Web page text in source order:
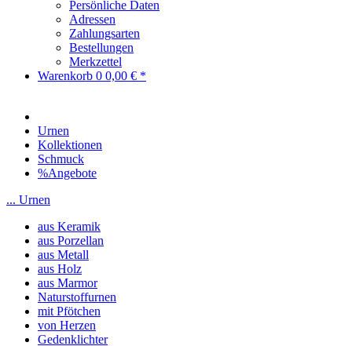
Persönliche Daten
Adressen
Zahlungsarten
Bestellungen
Merkzettel
Warenkorb 0 0,00 € *
Urnen
Kollektionen
Schmuck
%Angebote
... Urnen
aus Keramik
aus Porzellan
aus Metall
aus Holz
aus Marmor
Naturstoffurnen
mit Pfötchen
von Herzen
Gedenklichter